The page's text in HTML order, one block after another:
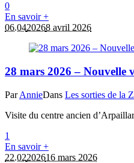
0
En savoir +
06.0420268 avril 2026
28 mars 2026 – Nouvelle
ParAnnieDans Les sorties de la
Visite du centre ancien
1
En savoir +
22.02202616 mars 2026